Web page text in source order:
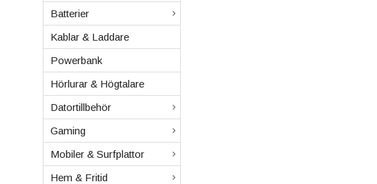
Batterier
Kablar & Laddare
Powerbank
Hörlurar & Högtalare
Datortillbehör
Gaming
Mobiler & Surfplattor
Hem & Fritid